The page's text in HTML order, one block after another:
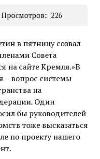
Просмотров: 226
в пятницу созвал
Совета
на сайте Кремля.»В
– вопрос системы
на
Один
бы руководителей
тоже высказаться
по проекту нашего